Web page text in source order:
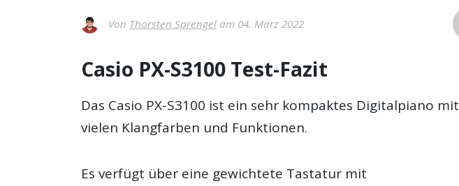
Von Thorsten Sprengelam 04. März 2022
Casio PX-S3100 Test-Fazit
Das Casio PX-S3100 ist ein sehr kompaktes Digitalpiano mit
vielen Klangfarben und Funktionen.
Es verfügt über eine gewichtete Tastatur mit